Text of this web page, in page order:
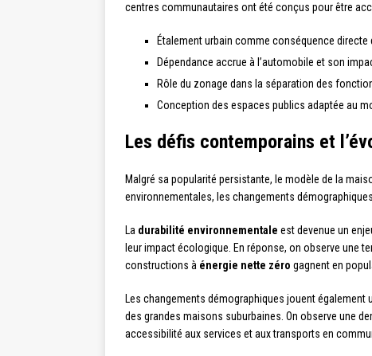
centres communautaires ont été conçus pour être
Étalement urbain comme conséquence
Dépendance accrue à l’automobile et son
Rôle du zonage dans la séparation des
Conception des espaces publics adaptée au
Les défis contemporains et
Malgré sa popularité persistante, le modèle de la
environnementales, les changements
La durabilité environnementale est devenue un
leur impact écologique. En réponse, on observe une
constructions à énergie nette zéro gagnent en
Les changements démographiques jouent
des grandes maisons suburbaines. On observe une
accessibilité aux services et aux transports en